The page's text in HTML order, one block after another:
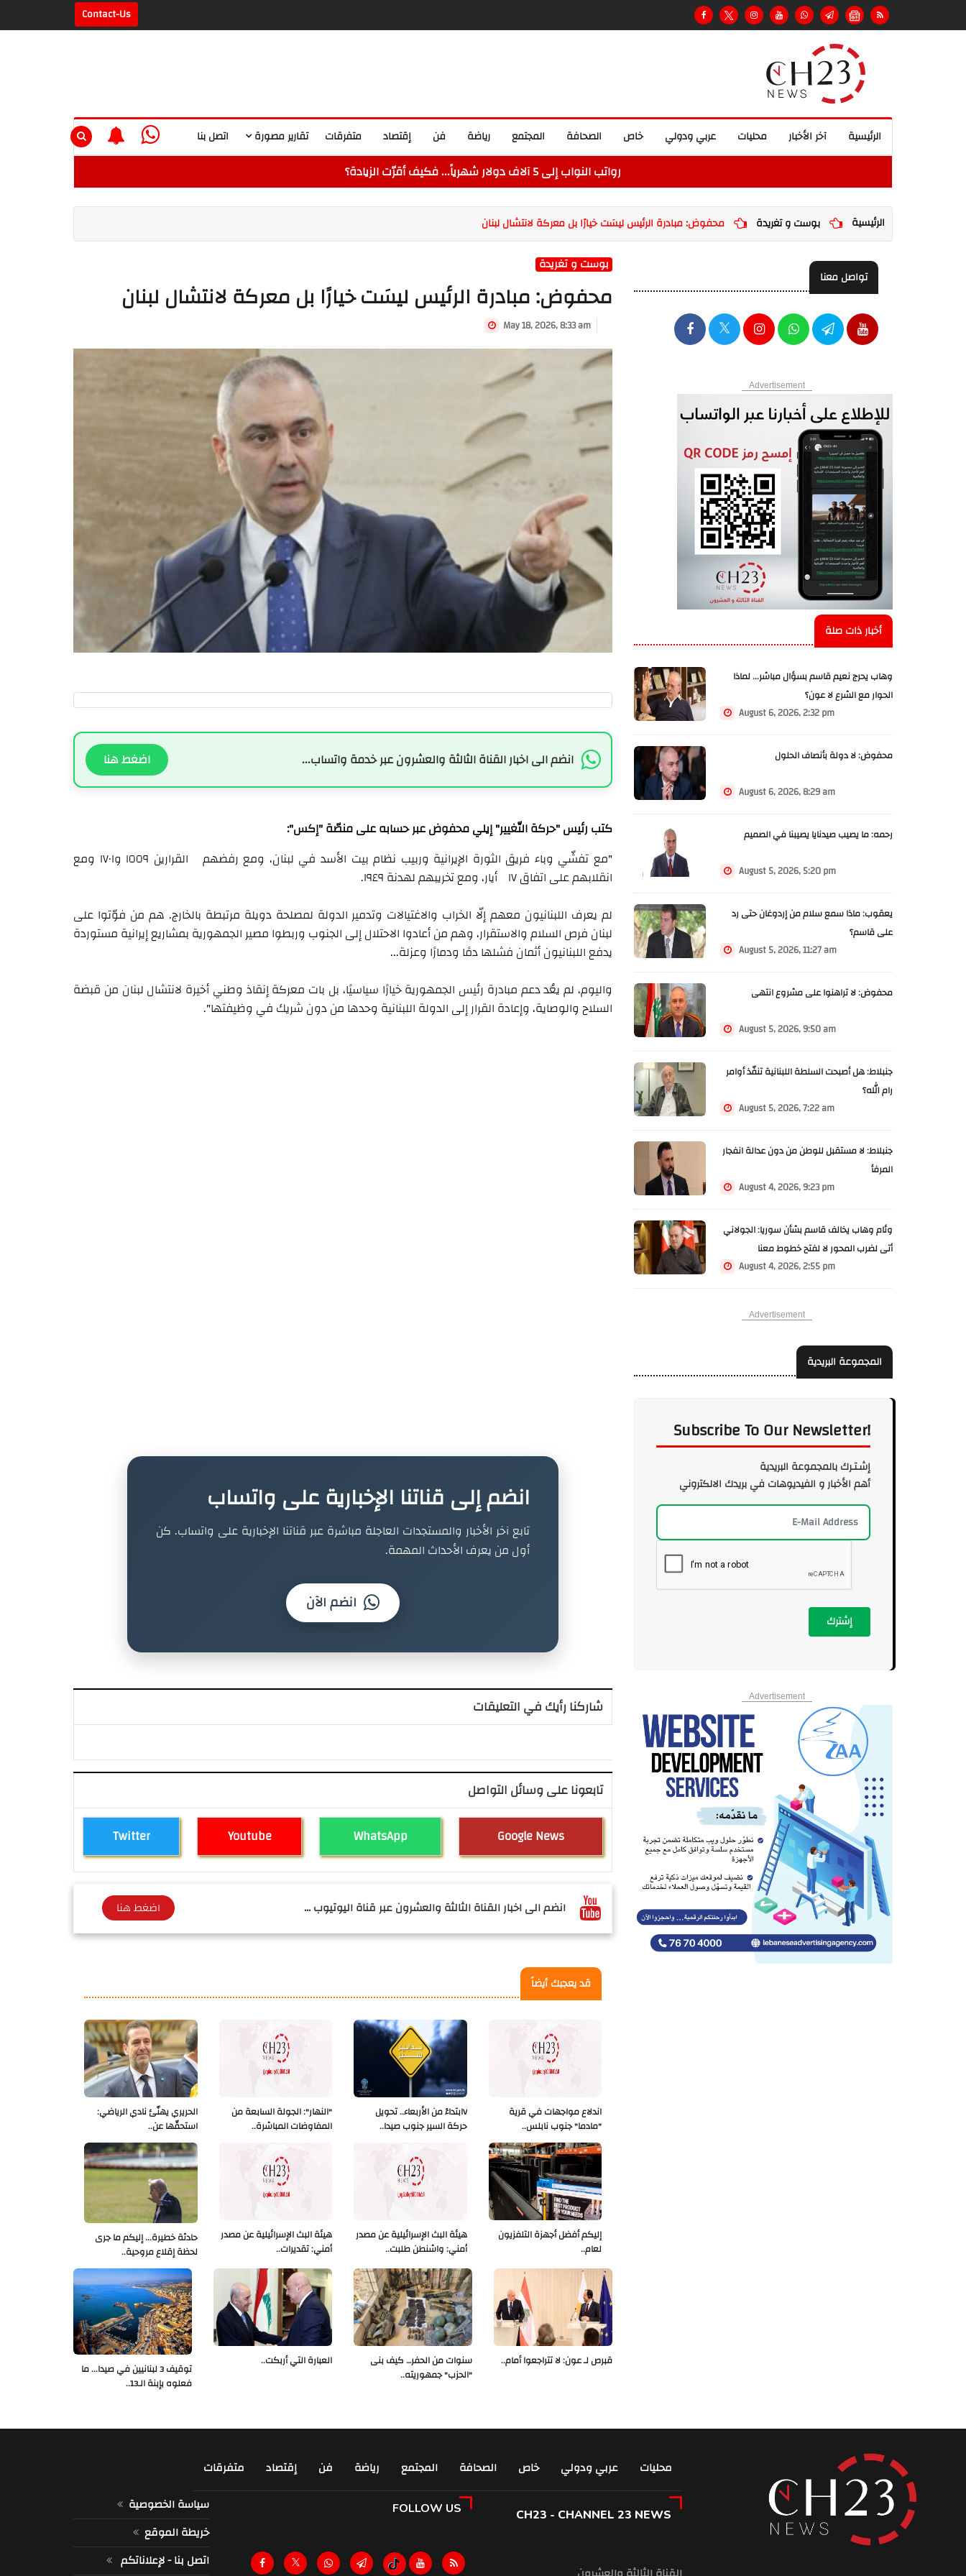
Contact-Us
اتصل بنا تقارير مصورة متفرقات إقتصاد فن رياضة المجتمع الصحافة خاص عربي ودولي محليات آخر الأخبار الرئيسية
رواتب النواب إلى 5 آلاف دولار شهرياً... فكيف أقرّت الزيادة؟
الرئيسية بوست و تغريدة محفوض: مبادرة الرئيس ليسَت خيارًا بل معركة لانتشال لبنان
بوست و تغريدة
محفوض: مبادرة الرئيس ليسَت خيارًا بل معركة لانتشال لبنان
May 18, 2026, 8:33 am
انضم الى اخبار القناة الثالثة والعشرون عبر خدمة واتساب... اضغط هنا
كتب رئيس "حركة التّغيير" إيلي محفوض عبر حسابه على منصّة "إكس":
"مع تفشّي وباء فريق الثورة الإيرانية وربيب نظام بيت الأسد في لبنان، ومع رفضهم القرارين ١٥٥٩ و١٧٠١ ومع
انقلابهم على اتفاق ١٧ أيار، ومع تخريبهم لهدنة ١٩٤٩.
لم يعرف اللبنانيون معهم إلّا الخراب والاغتيالات وتدمير الدولة لمصلحة دويلة مرتبطة بالخارج. هم من فوّتوا على
لبنان فرص السلام والاستقرار، وهم من أعادوا الاحتلال إلى الجنوب وربطوا مصير الجمهورية بمشاريع إيرانية مستوردة
يدفع اللبنانيون أثمان فشلها دمًا ودمارًا وعزلة...
واليوم، لم يعُد دعم مبادرة رئيس الجمهورية خيارًا سياسيًا، بل بات معركة إنقاذ وطني أخيرة لانتشال لبنان من قبضة
السلاح والوصاية، وإعادة القرار إلى الدولة اللبنانية وحدها من دون شريك في وظيفتها".
انضم إلى قناتنا الإخبارية على واتساب
تابع آخر الأخبار والمستجدات العاجلة مباشرة عبر قناتنا الإخبارية على واتساب. كن
أول من يعرف الأحداث المهمة.
انضم الآن
شاركنا رأيك في التعليقات
تابعونا على وسائل التواصل
Twitter Youtube WhatsApp Google News
انضم الى اخبار القناة الثالثة والعشرون عبر قناة اليوتيوب ... اضغط هنا
قد يعجبك أيضاً
الحريري يهنّئ نادي الرياضي:
استحقّها عن..
"النهار": الجولة السابعة من
المفاوضات المباشرة..
Vابتداءً من الأربعاء.. تحويل
حركة السير جنوب صيدا..
اندلاع مواجهات في قرية
"مادما" جنوب نابلس..
حادثة خطيرة... إليكم ما جرى
لحظة إقلاع مروحية..
هيئة البث الإسرائيلية عن مصدر
أمني: تقديرات..
هيئة البث الإسرائيلية عن مصدر
أمني: واشنطن طلبت..
إليكم أفضل أجهزة التلفزيون
لعام..
توقيف 3 لبنانيين في صيدا... ما
فعلوه بإبنة الـ13..
العبارة التي أربكت..
سنوات من الحفر… كيف بنى
"الحزب" جمهوريته..
قبرص لـ عون: لا تتراجعوا أمام..
تواصل معنا
Advertisement
أخبار ذات صلة
وهاب يحرج نعيم قاسم بسؤال مباشر... لماذا
الحوار مع الشرع لا عون؟
August 6, 2026, 2:32 pm
محفوض: لا دولة بأنصاف الحلول
August 6, 2026, 8:29 am
رحمه: ما يصيب صيدنايا يصيبنا في الصميم
August 5, 2026, 5:20 pm
يعقوب: ماذا سمع سلام من إردوغان حتى رد
على قاسم؟
August 5, 2026, 11:27 am
محفوض: لا تراهنوا على مشروع انتهى
August 5, 2026, 9:50 am
جنبلاط: هل أصبحت السلطة اللبنانية تنفّذ أوامر
رام الله؟
August 5, 2026, 7:22 am
جنبلاط: لا مستقبل للوطن من دون عدالة انفجار
المرفأ
August 4, 2026, 9:23 pm
وئام وهاب يخالف قاسم بشأن سوريا: الجولاني
أتى لضرب المحور لا لفتح خطوط معنا
August 4, 2026, 2:55 pm
Advertisement
المجموعة البريدية
Subscribe To Our Newsletter!
إشـتـرك بالمجموعة البريدية
أهم الأخبار و الفيديوهات في بريدك الالكتروني
إشترك
Advertisement
متفرقات إقتصاد فن رياضة المجتمع الصحافة خاص عربي ودولي
محليات
سياسة الخصوصية
خريطة الموقع
اتصل بنا - لإعلاناتكم
FOLLOW US CH23 - CHANNEL 23 NEWS